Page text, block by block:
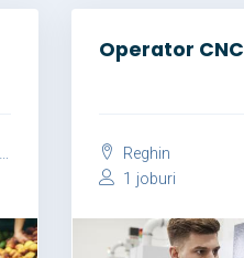
Operator CNC
Reghin
1 joburi